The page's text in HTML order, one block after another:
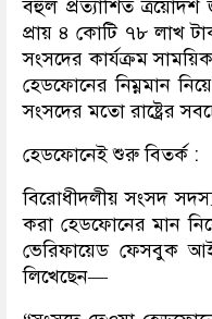
বহুল প্রত্যাশিত
প্রায় ৪ কোটি ৭৮ লাখ
সংসদের কার্যক্রম
হেডফোনের নিম্নমান
সংসদের মতো রাষ্ট্রের
হেডফোনেই শুরু বিতর্ক :
বিরোধীদলীয় সংসদ
করা হেডফোনের মান
ভেরিফায়েড ফেসবুক
লিখেছেন—